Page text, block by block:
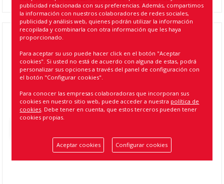
JGO. ALFOMBRAS MOQUETA NEGRA
SEMIMEDIDA RM CON TALONERA MOQUETA-
RENAULT ( 3 )
Referencia
938
EAN13:8424099009386
publicidad relacionada con sus preferencias. Además, compartimos
la información con nuestros colaboradores de redes sociales,
publicidad y análisis web, quienes podrán utilizar la información
recopilada y combinarla con otra información que les haya
proporcionado.
Para aceptar su uso puede hacer click en el botón "Aceptar
cookies". Si usted no está de acuerdo con alguna de estas, podrá
personalizar sus opciones a través del panel de configuración con
el botón "Configurar cookies".
Para conocer las empresas colaboradoras que incorporan sus
cookies en nuestro sitio web, puede acceder a nuestra política de
cookies. Debe tener en cuenta, que estos terceros pueden tener
cookies propias.
Aceptar cookies Configurar cookies